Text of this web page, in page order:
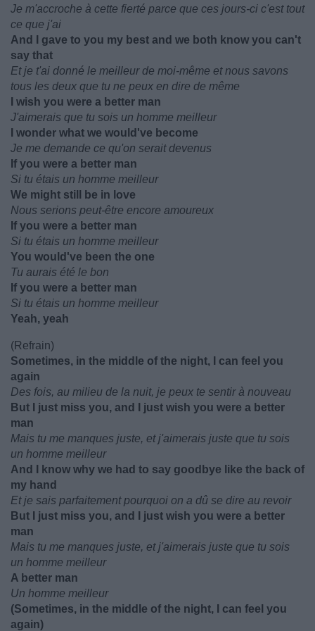
Je m'accroche à cette fierté parce que ces jours-ci c'est tout
ce que j'ai
And I gave to you my best and we both know you can't
say that
Et je t'ai donné le meilleur de moi-même et nous savons
tous les deux que tu ne peux en dire de même
I wish you were a better man
J'aimerais que tu sois un homme meilleur
I wonder what we would've become
Je me demande ce qu'on serait devenus
If you were a better man
Si tu étais un homme meilleur
We might still be in love
Nous serions peut-être encore amoureux
If you were a better man
Si tu étais un homme meilleur
You would've been the one
Tu aurais été le bon
If you were a better man
Si tu étais un homme meilleur
Yeah, yeah
(Refrain)
Sometimes, in the middle of the night, I can feel you
again
Des fois, au milieu de la nuit, je peux te sentir à nouveau
But I just miss you, and I just wish you were a better
man
Mais tu me manques juste, et j'aimerais juste que tu sois
un homme meilleur
And I know why we had to say goodbye like the back of
my hand
Et je sais parfaitement pourquoi on a dû se dire au revoir
But I just miss you, and I just wish you were a better
man
Mais tu me manques juste, et j'aimerais juste que tu sois
un homme meilleur
A better man
Un homme meilleur
(Sometimes, in the middle of the night, I can feel you
again)